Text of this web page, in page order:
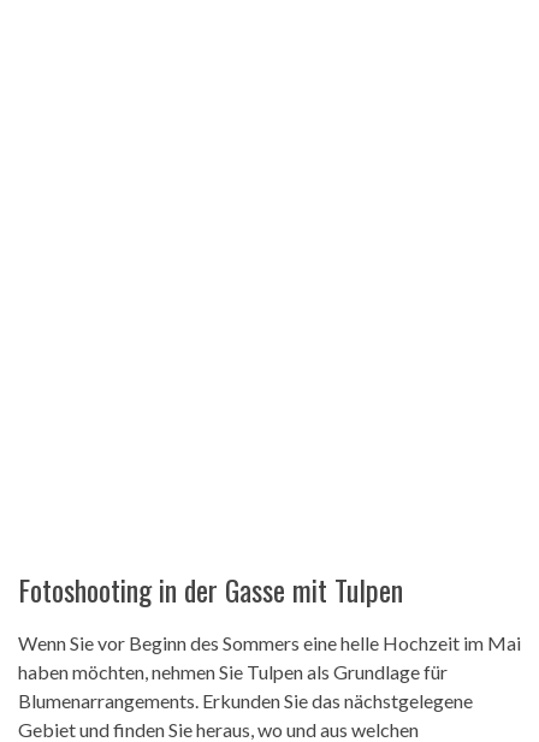
Fotoshooting in der Gasse mit Tulpen
Wenn Sie vor Beginn des Sommers eine helle Hochzeit im Mai
haben möchten, nehmen Sie Tulpen als Grundlage für
Blumenarrangements. Erkunden Sie das nächstgelegene
Gebiet und finden Sie heraus, wo und aus welchen